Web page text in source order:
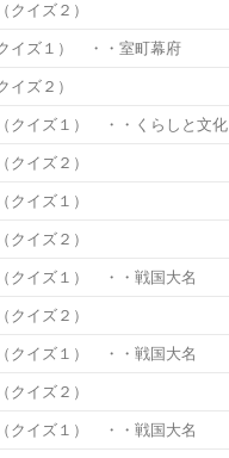
クイズ２）
イズ１） ・・室町幕府
イズ２）
クイズ１） ・・くらしと文化
クイズ２）
クイズ１）
クイズ２）
クイズ１） ・・戦国大名
クイズ２）
クイズ１） ・・戦国大名
クイズ２）
クイズ１） ・・戦国大名